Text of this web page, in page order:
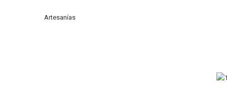
Artesanías